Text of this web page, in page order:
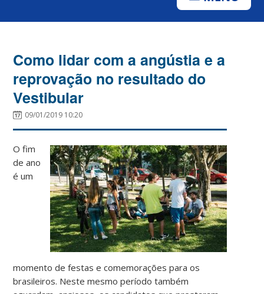
Como lidar com a angústia e a
reprovação no resultado do
Vestibular
09/01/2019 10:20
O fim
de ano
é um
momento de festas e comemorações para os
brasileiros. Neste mesmo período também